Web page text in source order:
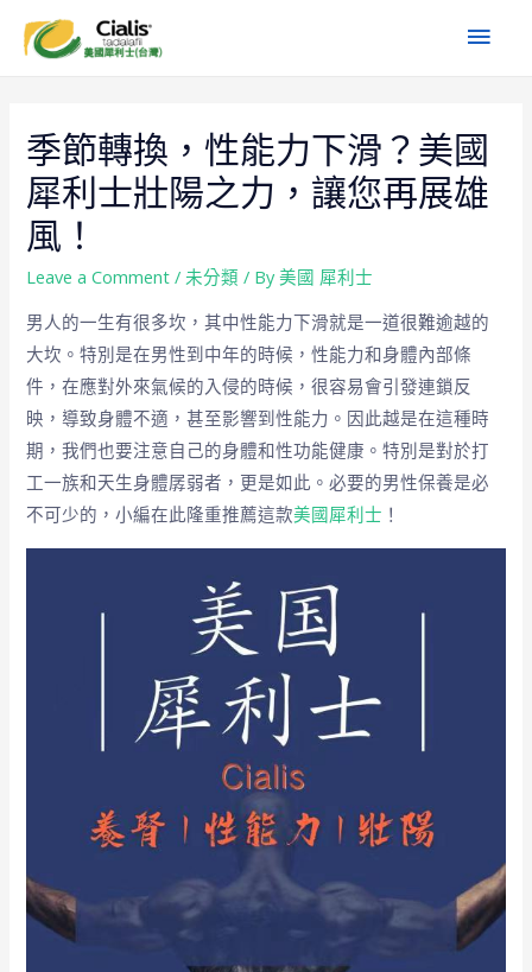
季節轉換，性能力下滑？美國
犀利士壯陽之力，讓您再展雄
風！
Leave a Comment / 未分類 / By美國 犀利士
男人的一生有很多坎，其中性能力下滑就是一道很難逾越的
大坎。特別是在男性到中年的時候，性能力和身體內部條
件，在應對外來氣候的入侵的時候，很容易會引發連鎖反
映，導致身體不適，甚至影響到性能力。因此越是在這種時
期，我們也要注意自己的身體和性功能健康。特別是對於打
工一族和天生身體孱弱者，更是如此。必要的男性保養是必
不可少的，小編在此隆重推薦這款美國犀利士 ！